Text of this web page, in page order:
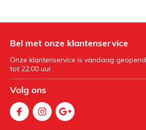
Bel met onze klantenservice
Onze klantenservice is vandaag geopend
tot 22:00 uur.
Volg ons